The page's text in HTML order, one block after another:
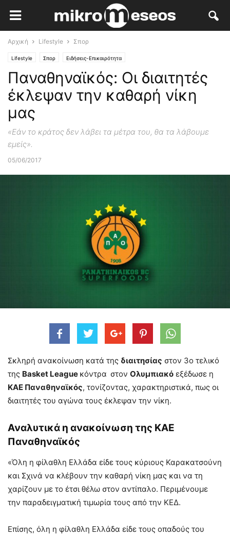
Αρχική Lifestyle Σπορ
Lifestyle Σπορ Ειδήσεις-Επικαιρότητα
Παναθηναϊκός: Οι διαιτητές
έκλεψαν την καθαρή νίκη
μας
«Εάν το κράτος δεν λάβει τα μέτρα του, θα τα λάβουμε
εμείς».
05/06/2017
Σκληρή ανακοίνωση κατά της διαιτησίας στον 3ο τελικό
της Basket League κόντρα στον Ολυμπιακό εξέδωσε η
ΚΑΕ Παναθηναϊκός, τονίζοντας, χαρακτηριστικά, πως οι
διαιτητές του αγώνα τους έκλεψαν την νίκη.
Αναλυτικά η ανακοίνωση της ΚΑΕ
Παναθηναϊκός
«Όλη η φίλαθλη Ελλάδα είδε τους κύριους Καρακατσούνη
και Σχινά να κλέβουν την καθαρή νίκη μας και να τη
χαρίζουν με το έτσι θέλω στον αντίπαλο. Περιμένουμε
την παραδειγματική τιμωρία τους από την ΚΕΔ.
Επίσης, όλη η φίλαθλη Ελλάδα είδε τους οπαδούς του